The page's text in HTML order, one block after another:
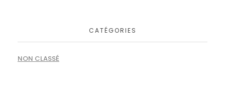
CATÉGORIES
NON CLASSÉ